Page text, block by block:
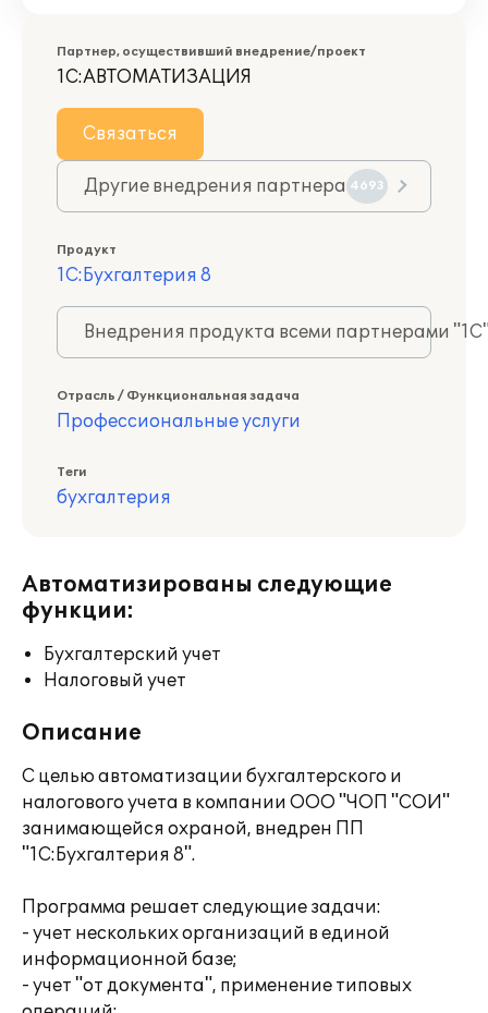
Партнер, осуществивший внедрение/проект
1С:АВТОМАТИЗАЦИЯ
Связаться
Другие внедрения партнера 4693
Продукт
1С:Бухгалтерия 8
Внедрения продукта всеми партнерами
Отрасль / Функциональная задача
Профессиональные услуги
Теги
бухгалтерия
Автоматизированы следующие
функции:
Бухгалтерский учет
Налоговый учет
Описание
С целью автоматизации бухгалтерского и
налогового учета в компании ООО "ЧОП "СОИ"
занимающейся охраной, внедрен ПП
"1С:Бухгалтерия 8".
Программа решает следующие задачи:
- учет нескольких организаций в единой
информационной базе;
- учет "от документа", применение типовых